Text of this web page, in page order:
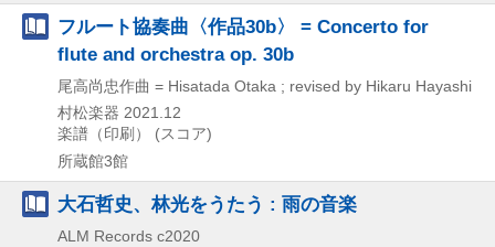
フルート協奏曲〈作品30b〉 = Concerto for
flute and orchestra op. 30b
尾高尚忠作曲 = Hisatada Otaka ; revised by Hikaru Hayashi
村松楽器 2021.12
楽譜（印刷） (スコア)
所蔵館3館
大石哲史、林光をうたう : 雨の音楽
ALM Records c2020